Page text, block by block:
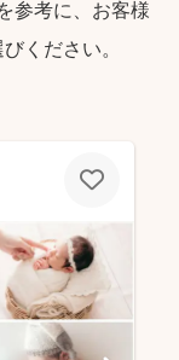
参考に、お客様
ください。